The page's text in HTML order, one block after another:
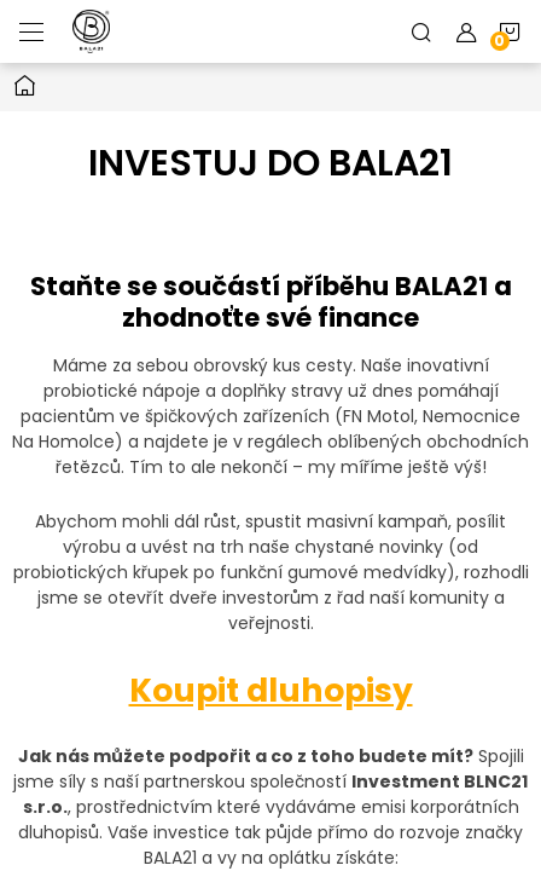
na
obsah
Domů
INVESTUJ DO BALA21
Staňte se součástí příběhu BALA21 a
zhodnoťte své finance
Máme za sebou obrovský kus cesty. Naše inovativní
probiotické nápoje a doplňky stravy už dnes pomáhají
pacientům ve špičkových zařízeních (FN Motol, Nemocnice
Na Homolce) a najdete je v regálech oblíbených obchodních
řetězců. Tím to ale nekončí – my míříme ještě výš!
Abychom mohli dál růst, spustit masivní kampaň, posílit
výrobu a uvést na trh naše chystané novinky (od
probiotických křupek po funkční gumové medvídky), rozhodli
jsme se otevřít dveře investorům z řad naší komunity a
veřejnosti.
Koupit dluhopisy
Jak nás můžete podpořit a co z toho budete mít?Spojili
jsme síly s naší partnerskou společností Investment BLNC21
s.r.o., prostřednictvím které vydáváme emisi korporátních
dluhopisů. Vaše investice tak půjde přímo do rozvoje značky
BALA21 a vy na oplátku získáte: